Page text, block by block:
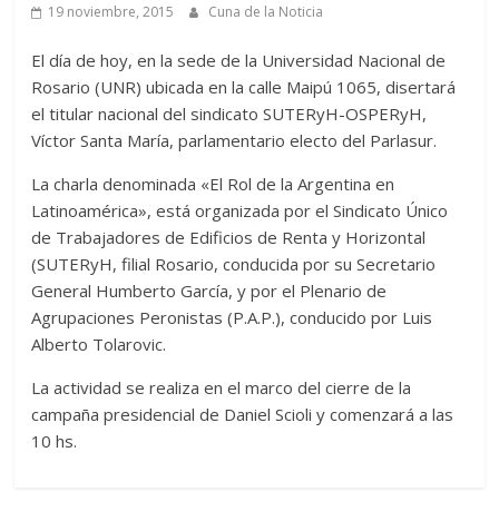
19 noviembre, 2015 Cuna de la Noticia
El día de hoy, en la sede de la Universidad Nacional de
Rosario (UNR) ubicada en la calle Maipú 1065, disertará
el titular nacional del sindicato SUTERyH-OSPERyH,
Víctor Santa María, parlamentario electo del Parlasur.
La charla denominada «El Rol de la Argentina en
Latinoamérica», está organizada por el Sindicato Único
de Trabajadores de Edificios de Renta y Horizontal
(SUTERyH, filial Rosario, conducida por su Secretario
General Humberto García, y por el Plenario de
Agrupaciones Peronistas (P.A.P.), conducido por Luis
Alberto Tolarovic.
La actividad se realiza en el marco del cierre de la
campaña presidencial de Daniel Scioli y comenzará a las
10 hs.